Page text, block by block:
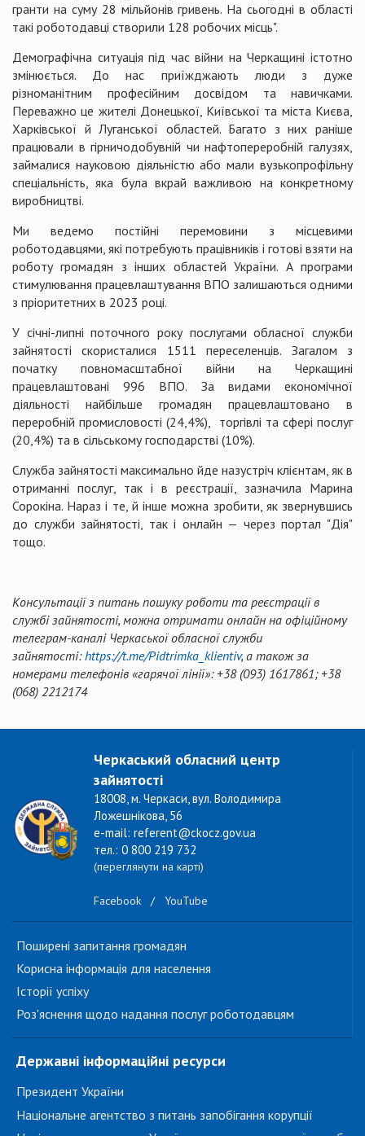
гранти на суму 28 мільйонів гривень. На сьогодні в області
такі роботодавці створили 128 робочих місць".
Демографічна ситуація під час війни на Черкащині істотно
змінюється. До нас приїжджають люди з дуже
різноманітним професійним досвідом та навичками.
Переважно це жителі Донецької, Київської та міста Києва,
Харківської й Луганської областей. Багато з них раніше
працювали в гірничодобувній чи нафтопереробній галузях,
займалися науковою діяльністю або мали вузькопрофільну
спеціальність, яка була вкрай важливою на конкретному
виробництві.
Ми ведемо постійні перемовини з місцевими
роботодавцями, які потребують працівників і готові взяти на
роботу громадян з інших областей України. А програми
стимулювання працевлаштування ВПО залишаються одними
з пріоритетних в 2023 році.
У січні-липні поточного року послугами обласної служби
зайнятості скористалися 1511 переселенців. Загалом з
початку повномасштабної війни на Черкащині
працевлаштовані 996 ВПО. За видами економічної
діяльності найбільше громадян працевлаштовано в
переробній промисловості (24,4%), торгівлі та сфері послуг
(20,4%) та в сільському господарстві (10%).
Служба зайнятості максимально йде назустріч клієнтам, як в
отриманні послуг, так і в реєстрації, зазначила Марина
Сорокіна. Нараз і те, й інше можна зробити, як звернувшись
до служби зайнятості, так і онлайн — через портал "Дія"
тощо.
Консультації з питань пошуку роботи та реєстрації в
службі зайнятості, можна отримати онлайн на офіційному
телеграм-каналі Черкаської обласної служби
зайнятості: https://t.me/Pidtrimka_klientiv, а також за
номерами телефонів «гарячої лінії»: +38 (093) 1617861; +38
(068) 2212174
Черкаський обласний центр
зайнятості
18008, м. Черкаси, вул. Володимира
Ложешнікова, 56
e-mail: referent@ckocz.gov.ua
тел.: 0 800 219 732
(переглянути на карті)
Facebook / YouTube
Поширені запитання громадян
Корисна інформація для населення
Історії успіху
Роз'яснення щодо надання послуг роботодавцям
Державні інформаційні ресурси
Президент України
Національне агентство з питань запобігання корупції